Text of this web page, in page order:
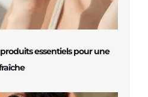
essentiels pour une